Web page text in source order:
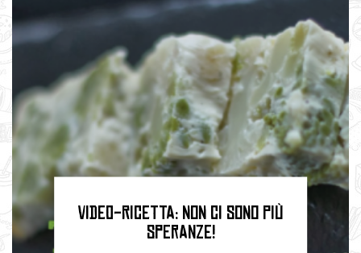
VIDEO-RICETTA: NON CI SONO PIÙ
SPERANZE!